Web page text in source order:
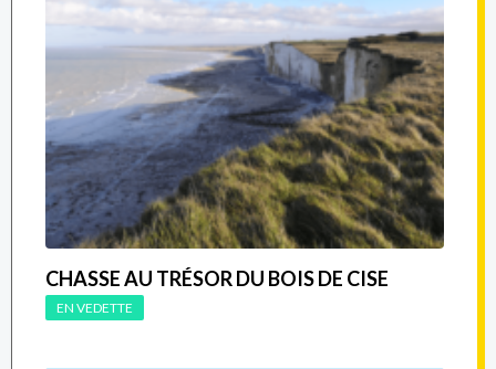
CHASSE AU TRÉSOR DU BOIS DE CISE
EN VEDETTE